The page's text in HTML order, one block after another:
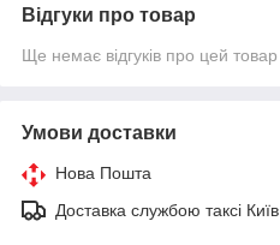
Відгуки про товар
Ще немає відгуків про цей товар
Умови доставки
Нова Пошта
Доставка службою таксі Київ